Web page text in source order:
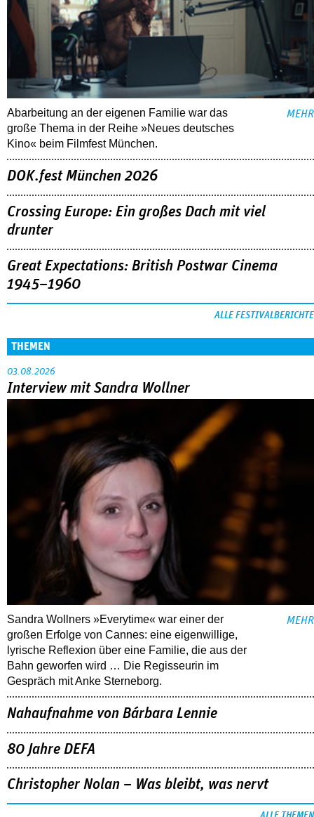
Abarbeitung an der eigenen Familie war das
große Thema in der Reihe »Neues deutsches
Kino« beim Filmfest München.
MEHR
DOK.fest München 2026
Crossing Europe: Ein großes Dach mit viel
drunter
Great Expectations: British Postwar Cinema
1945–1960
ALLE FESTIVALBERICHTE
THEMEN
03.08.2026
Interview mit Sandra Wollner
Sandra Wollners »Everytime« war einer der
großen Erfolge von Cannes: eine eigenwillige,
lyrische Reflexion über eine ­Familie, die aus der
Bahn geworfen wird … Die Regisseurin im
Gespräch mit Anke Sterneborg.
MEHR
Nahaufnahme von Bárbara Lennie
80 Jahre DEFA
Christopher Nolan – Was bleibt, was nervt